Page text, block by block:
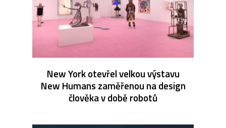
New York otevřel velkou výstavu
New Humans zaměřenou na design
člověka v době robotů